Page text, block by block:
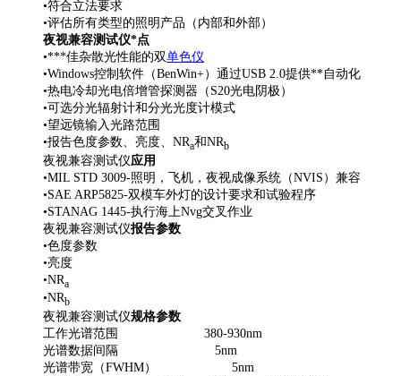
•符合立法要求
•评估所有类型的照明产品（内部和外部）
夜视兼容测试仪*点
•***佳杂散光性能的双单色仪
•Windows控制软件（BenWin+）通过USB 2.0提供**自动化
•热电冷却光电倍增管探测器（ S20光电阴极）
•可选分光辐射计和分光光度计模式
•望远镜输入光路范围
•报告色度参数、亮度、 NRa和NRb
夜视兼容测试仪应用
•MIL STD 3009-照明，飞机，夜视成像系统（NVIS ）兼容
•SAE ARP5825-双模车外灯的设计要求和试验程序
•STANAG 1445-执行海上Nvg交叉作业
夜视兼容测试仪报告参数
•色度参数
•亮度
•NRa
•NRb
夜视兼容测试仪规格参数
工作光谱范围
380-930nm
光谱数据间隔 5nm
光谱带宽（FWHM）
5nm